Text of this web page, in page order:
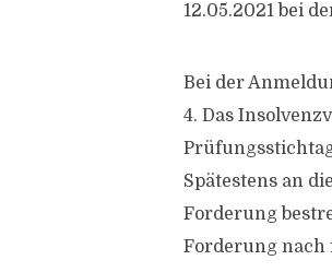
12.05.2021 bei
Bei der
4. Das
Spätestens an
Forderung
Forderung nach